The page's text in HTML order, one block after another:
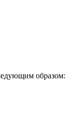
образом: